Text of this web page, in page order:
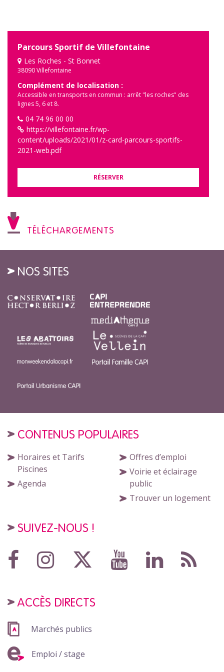
Parcours Sportif de Villefontaine
Les Roches - St Bonnet
38090 Villefontaine
Complément de localisation :
Accessible en transports en commun : arrêt "les roches" des
lignes 5, 6 et 8.
04 74 96 00 00
https://villefontaine.fr/wp-
content/uploads/2021/01/z-card-parcours-sportifs-
2021-web.pdf
RÉSERVER
TÉLÉCHARGEMENTS
NOS SITES
CONTENUS POPULAIRES
Horaires et Tarifs
Piscines
Agenda
Offres d’emploi
Voirie et éclairage
public
Trouver un logement
SUIVEZ-NOUS !
ACCÈS DIRECTS
Marchés publics
Emploi / stage